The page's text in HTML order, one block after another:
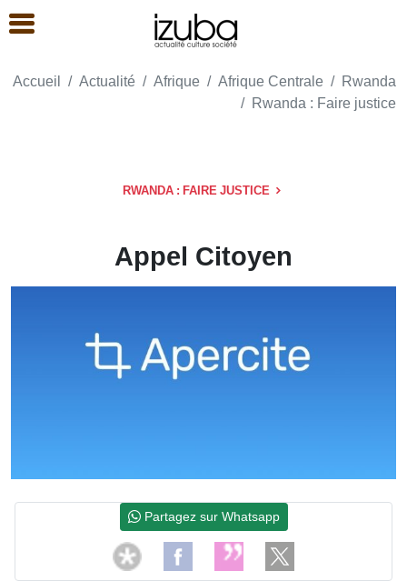
Accueil Actualité Afrique Afrique Centrale
Rwanda
Rwanda : Faire justice
RWANDA : FAIRE JUSTICE
Appel Citoyen
Partagez sur Whatsapp